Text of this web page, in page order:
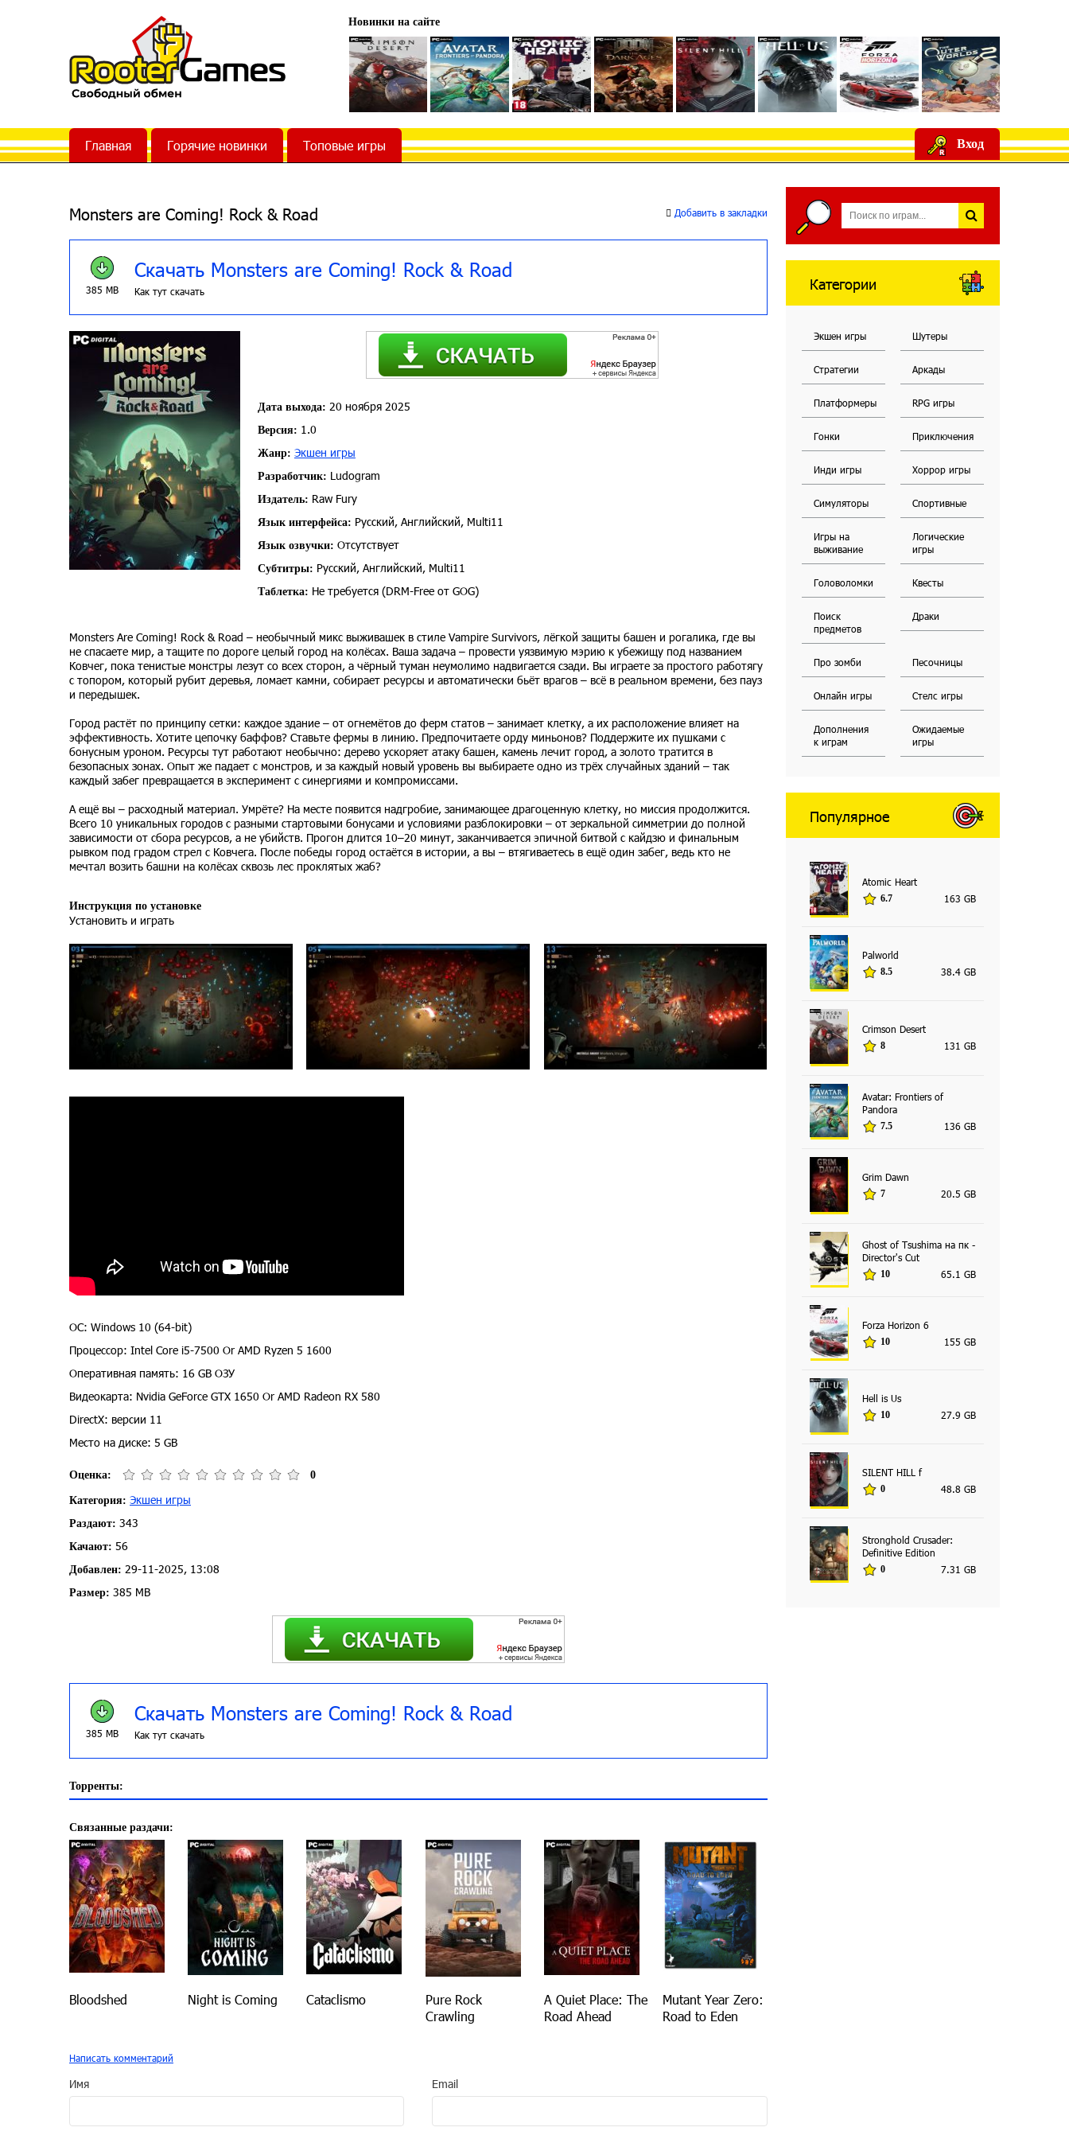
Новинки на сайте
Главная Горячие новинки Топовые игры Вход
Monsters are Coming! Rock & Road Добавить в закладки
385 MB
Скачать Monsters are Coming! Rock & Road
Как тут скачать
Дата выхода: 20 ноября 2025
Версия: 1.0
Жанр: Экшен игры
Разработчик: Ludogram
Издатель: Raw Fury
Язык интерфейса: Русский, Английский, Multi11
Язык озвучки: Отсутствует
Субтитры: Русский, Английский, Multi11
Таблетка: Не требуется (DRM-Free от GOG)
Monsters Are Coming! Rock & Road – необычный микс выживашек в стиле Vampire Survivors, лёгкой защиты башен и рогалика, где вы
не спасаете мир, а тащите по дороге целый город на колёсах. Ваша задача – провести уязвимую мэрию к убежищу под названием
Ковчег, пока тенистые монстры лезут со всех сторон, а чёрный туман неумолимо надвигается сзади. Вы играете за простого работягу
с топором, который рубит деревья, ломает камни, собирает ресурсы и автоматически бьёт врагов – всё в реальном времени, без пауз
и передышек.
Город растёт по принципу сетки: каждое здание – от огнемётов до ферм статов – занимает клетку, а их расположение влияет на
эффективность. Хотите цепочку баффов? Ставьте фермы в линию. Предпочитаете орду миньонов? Поддержите их пушками с
бонусным уроном. Ресурсы тут работают необычно: дерево ускоряет атаку башен, камень лечит город, а золото тратится в
безопасных зонах. Опыт же падает с монстров, и за каждый новый уровень вы выбираете одно из трёх случайных зданий – так
каждый забег превращается в эксперимент с синергиями и компромиссами.
А ещё вы – расходный материал. Умрёте? На месте появится надгробие, занимающее драгоценную клетку, но миссия продолжится.
Всего 10 уникальных городов с разными стартовыми бонусами и условиями разблокировки – от зеркальной симметрии до полной
зависимости от сбора ресурсов, а не убийств. Прогон длится 10–20 минут, заканчивается эпичной битвой с кайдзю и финальным
рывком под градом стрел с Ковчега. После победы город остаётся в истории, а вы – втягиваетесь в ещё один забег, ведь кто не
мечтал возить башни на колёсах сквозь лес проклятых жаб?
Инструкция по установке
Установить и играть
ОС: Windows 10 (64-bit)
Процессор: Intel Core i5-7500 Or AMD Ryzen 5 1600
Оперативная память: 16 GB ОЗУ
Видеокарта: Nvidia GeForce GTX 1650 Or AMD Radeon RX 580
DirectX: версии 11
Место на диске: 5 GB
Оценка: 0
Категория: Экшен игры
Раздают: 343
Качают: 56
Добавлен: 29-11-2025, 13:08
Размер: 385 MB
385 MB
Скачать Monsters are Coming! Rock & Road
Как тут скачать
Торренты:
Связанные раздачи:
Bloodshed Night is Coming Cataclismo
Pure Rock
Crawling
A Quiet Place: The
Road Ahead
Mutant Year Zero:
Road to Eden
Написать комментарий
Имя Email
Категории
Экшен игры Шутеры
Стратегии Аркады
Платформеры RPG игры
Гонки Приключения
Инди игры Хоррор игры
Симуляторы Спортивные
Игры на
выживание
Логические
игры
Головоломки Квесты
Поиск
предметов
Драки
Про зомби Песочницы
Онлайн игры Стелс игры
Дополнения
к играм
Ожидаемые
игры
Популярное
Atomic Heart
6.7 163 GB
Palworld
8.5 38.4 GB
Crimson Desert
8 131 GB
Avatar: Frontiers of
Pandora
7.5 136 GB
Grim Dawn
7 20.5 GB
Ghost of Tsushima на пк -
Director's Cut
10 65.1 GB
Forza Horizon 6
10 155 GB
Hell is Us
10 27.9 GB
SILENT HILL f
0 48.8 GB
Stronghold Crusader:
Definitive Edition
0 7.31 GB